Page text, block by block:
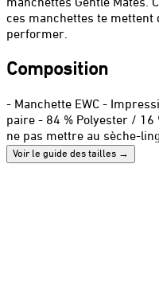
ces manchettes te
performer.
Composition
- Manchette EWC -
paire - 84 % Polyester / 16
ne pas mettre au sèche-
Voir le guide des tailles →